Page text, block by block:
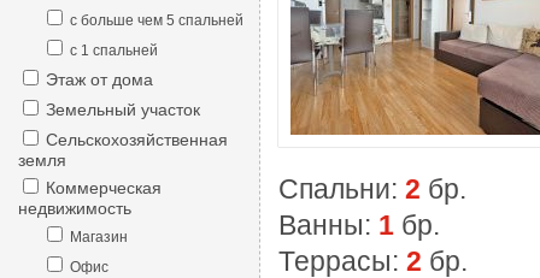
с больше чем 5 спальней
с 1 спальней
Этаж от дома
Земельный участок
Сельскохозяйственная
земля
Коммерческая
недвижимость
Магазин
Офис
Спальни: 2 бр.
Ванны: 1 бр.
Террасы: 2 бр.